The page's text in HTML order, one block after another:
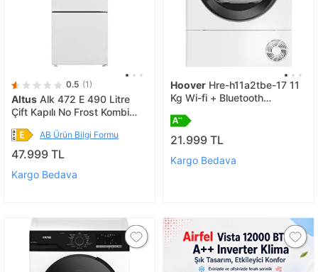
0.5 (1)
Altus Alk 472 E 490 Litre
Çift Kapılı No Frost Kombi
AB Ürün Bilgi Formu
47.999 TL
Kargo Bedava
Hoover Hre-h11a2tbe-17 11
Kg Wi-fi + Bluetooth
Kurutma Makinesi
21.999 TL
Kargo Bedava